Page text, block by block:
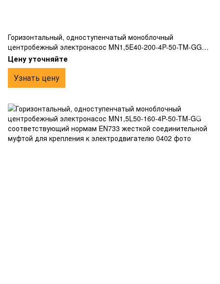
Горизонтальный, одноступенчатый моноблочный
центробежный электронасос MN1,5E40-200-4P-50-TM-GG
соответствующий нормам EN733 жесткой соединительной
муфтой для крепления к электродвигателю
Цену уточняйте
Узнать цену